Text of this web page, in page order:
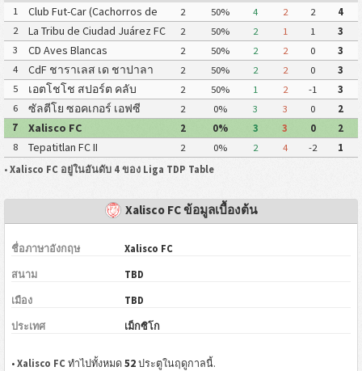
1
Club Fut-Car (Cachorros de
León)
2 50% 4 2 2
4
2
La Tribu de Ciudad Juárez FC 2 50% 2 1 1
3
3
CD Aves Blancas 2 50% 2 2 0
3
4
CdF ชาราเลส เด ชาปาลา 2 50% 2 2 0
3
5
เอตโชโช สปอร์ต คลับ 2 50% 1 2 -1
3
6
ซัลตีโย ซอคเกอร์ เอฟซี 2 0% 3 3 0
2
7
Xalisco FC 2 0% 3 3 0
2
8
Tepatitlan FC II 2 0% 2 4 -2
1
• Xalisco FC อยู่ในอันดับ 4 ของ Liga TDP Table
Xalisco FC ข้อมูลเบื้องต้น
ชื่อภาษาอังกฤษ Xalisco FC
สนาม TBD
เมือง TBD
ประเทศ เม็กซิโก
•Xalisco FC ทำไปทั้งหมด52 ประตูในฤดูกาลนี้.